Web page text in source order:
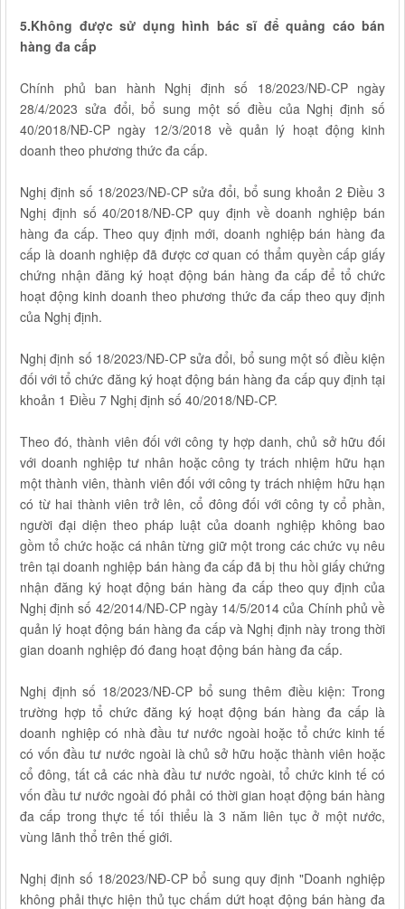
5.Không được sử dụng hình bác sĩ để quảng cáo bán
hàng đa cấp
Chính phủ ban hành Nghị định số 18/2023/NĐ-CP ngày
28/4/2023 sửa đổi, bổ sung một số điều của Nghị định số
40/2018/NĐ-CP ngày 12/3/2018 về quản lý hoạt động kinh
doanh theo phương thức đa cấp.
Nghị định số 18/2023/NĐ-CP sửa đổi, bổ sung khoản 2 Điều 3
Nghị định số 40/2018/NĐ-CP quy định về doanh nghiệp bán
hàng đa cấp. Theo quy định mới, doanh nghiệp bán hàng đa
cấp là doanh nghiệp đã được cơ quan có thẩm quyền cấp giấy
chứng nhận đăng ký hoạt động bán hàng đa cấp để tổ chức
hoạt động kinh doanh theo phương thức đa cấp theo quy định
của Nghị định.
Nghị định số 18/2023/NĐ-CP sửa đổi, bổ sung một số điều kiện
đối với tổ chức đăng ký hoạt động bán hàng đa cấp quy định tại
khoản 1 Điều 7 Nghị định số 40/2018/NĐ-CP.
Theo đó, thành viên đối với công ty hợp danh, chủ sở hữu đối
với doanh nghiệp tư nhân hoặc công ty trách nhiệm hữu hạn
một thành viên, thành viên đối với công ty trách nhiệm hữu hạn
có từ hai thành viên trở lên, cổ đông đối với công ty cổ phần,
người đại diện theo pháp luật của doanh nghiệp không bao
gồm tổ chức hoặc cá nhân từng giữ một trong các chức vụ nêu
trên tại doanh nghiệp bán hàng đa cấp đã bị thu hồi giấy chứng
nhận đăng ký hoạt động bán hàng đa cấp theo quy định của
Nghị định số 42/2014/NĐ-CP ngày 14/5/2014 của Chính phủ về
quản lý hoạt động bán hàng đa cấp và Nghị định này trong thời
gian doanh nghiệp đó đang hoạt động bán hàng đa cấp.
Nghị định số 18/2023/NĐ-CP bổ sung thêm điều kiện: Trong
trường hợp tổ chức đăng ký hoạt động bán hàng đa cấp là
doanh nghiệp có nhà đầu tư nước ngoài hoặc tổ chức kinh tế
có vốn đầu tư nước ngoài là chủ sở hữu hoặc thành viên hoặc
cổ đông, tất cả các nhà đầu tư nước ngoài, tổ chức kinh tế có
vốn đầu tư nước ngoài đó phải có thời gian hoạt động bán hàng
đa cấp trong thực tế tối thiểu là 3 năm liên tục ở một nước,
vùng lãnh thổ trên thế giới.
Nghị định số 18/2023/NĐ-CP bổ sung quy định "Doanh nghiệp
không phải thực hiện thủ tục chấm dứt hoạt động bán hàng đa